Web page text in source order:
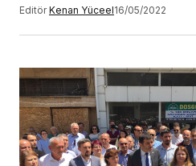
Editör Kenan Yüceel16/05/2022